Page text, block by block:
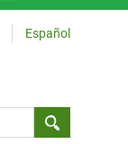
Español